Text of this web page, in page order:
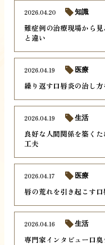
難症例の治療現場から
と違い
2026.04.20 知識
繰り返す口唇炎の治し
2026.04.19 医療
良好な人間関係を築く
工夫
2026.04.19 生活
唇の荒れを引き起こす
2026.04.17 医療
専門家インタビュー口
2026.04.16 生活